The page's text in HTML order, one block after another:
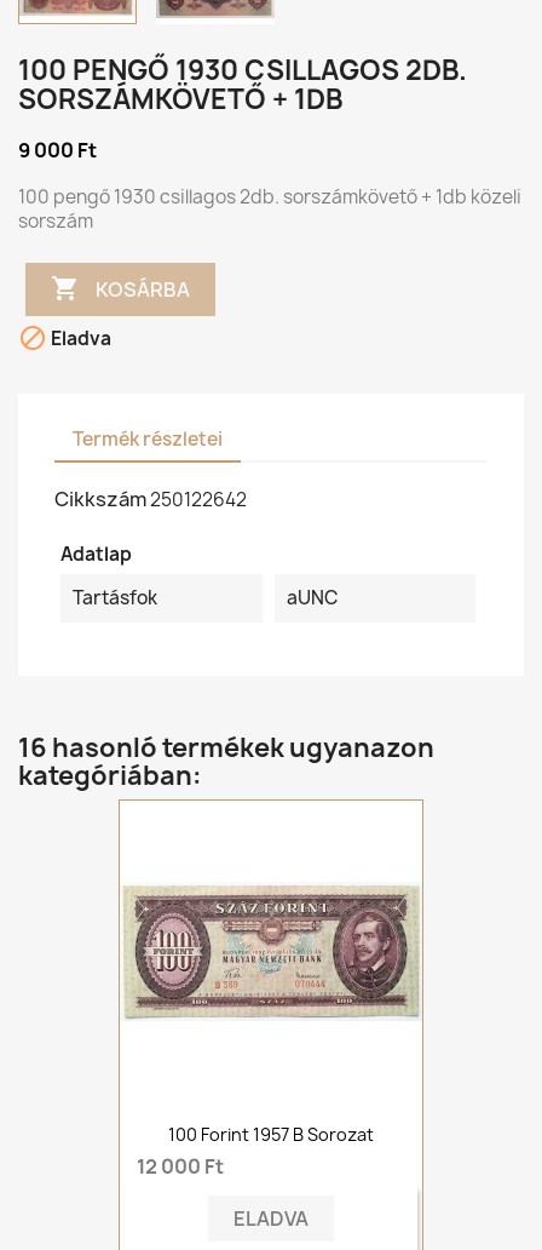
100 PENGŐ 1930 CSILLAGOS 2DB.
SORSZÁMKÖVETŐ + 1DB
9 000 Ft
100 pengő 1930 csillagos 2db. sorszámkövető + 1db közeli
sorszám
 KOSÁRBA
 Eladva
Termék részletei
Cikkszám250122642
Adatlap
Tartásfok
aUNC
16 hasonló termékek ugyanazon
kategóriában:
100 Forint 1957 B Sorozat
12 000 Ft
ELADVA